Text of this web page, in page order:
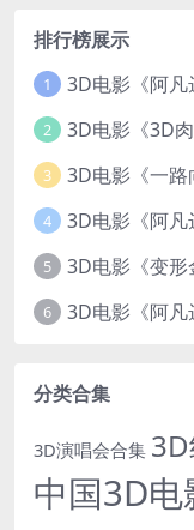
排行榜展示
1
2
3 3D电影《一路
4
5
6
分类合集
3D演唱会合集
中国3D电